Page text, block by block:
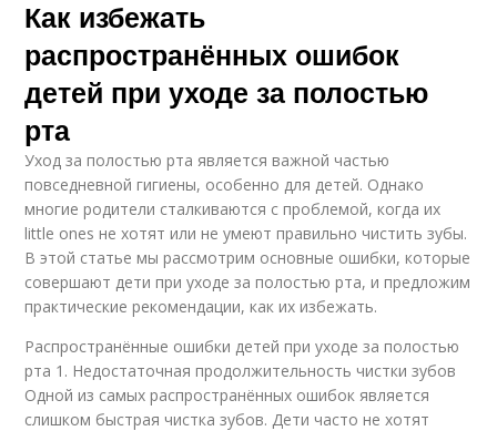
Как избежать
распространённых ошибок
детей при уходе за полостью
рта
Уход за полостью рта является важной частью
повседневной гигиены, особенно для детей. Однако
многие родители сталкиваются с проблемой, когда их
little ones не хотят или не умеют правильно чистить зубы.
В этой статье мы рассмотрим основные ошибки, которые
совершают дети при уходе за полостью рта, и предложим
практические рекомендации, как их избежать.
Распространённые ошибки детей при уходе за полостью
рта 1. Недостаточная продолжительность чистки зубов
Одной из самых распространённых ошибок является
слишком быстрая чистка зубов. Дети часто не хотят